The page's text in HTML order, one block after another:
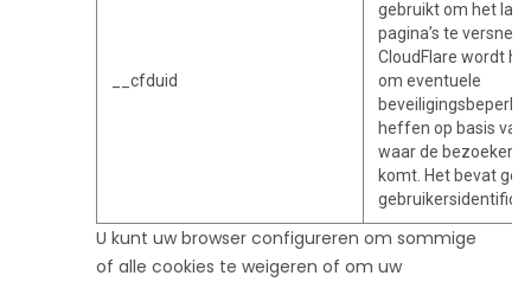
__cfduid
gebruikt om het
pagina’s te
CloudFlare wordt
om eventuele
heffen op basis van
waar de bezoeker
komt. Het bevat
U kunt uw browser configureren om sommige
of alle cookies te weigeren of om uw